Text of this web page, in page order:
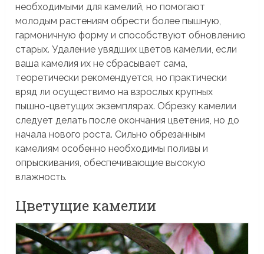
необходимыми для камелий, но помогают
молодым растениям обрести более пышную,
гармоничную форму и способствуют обновлению
старых. Удаление увядших цветов камелии, если
ваша камелия их не сбрасывает сама,
теоретически рекомендуется, но практически
вряд ли осуществимо на взрослых крупных
пышно-цветущих экземплярах. Обрезку камелии
следует делать после окончания цветения, но до
начала нового роста. Сильно обрезанным
камелиям особенно необходимы поливы и
опрыскивания, обеспечивающие высокую
влажность.
Цветущие камелии